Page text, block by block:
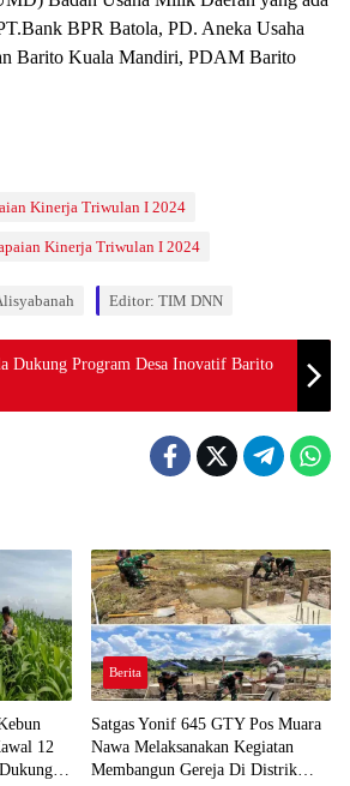
BPR Batola, PD. Aneka Usaha
Barito Kuala Mandiri, PDAM Barito
Kinerja Triwulan I 2024
Kinerja Triwulan I 2024
Editor: TIM DNN
Dukung Program Desa Inovatif Barito
12
Berita
Satgas Yonif 645 GTY Pos Muara
Nawa Melaksanakan Kegiatan
Membangun Gereja Di Distrik